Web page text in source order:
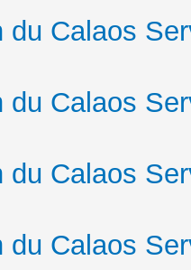
du Calaos
du Calaos
du Calaos
du Calaos